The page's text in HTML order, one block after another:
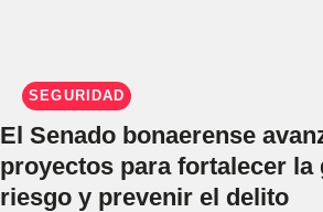
SEGURIDAD
El Senado bonaerense
proyectos para fortalecer la
riesgo y prevenir el delito